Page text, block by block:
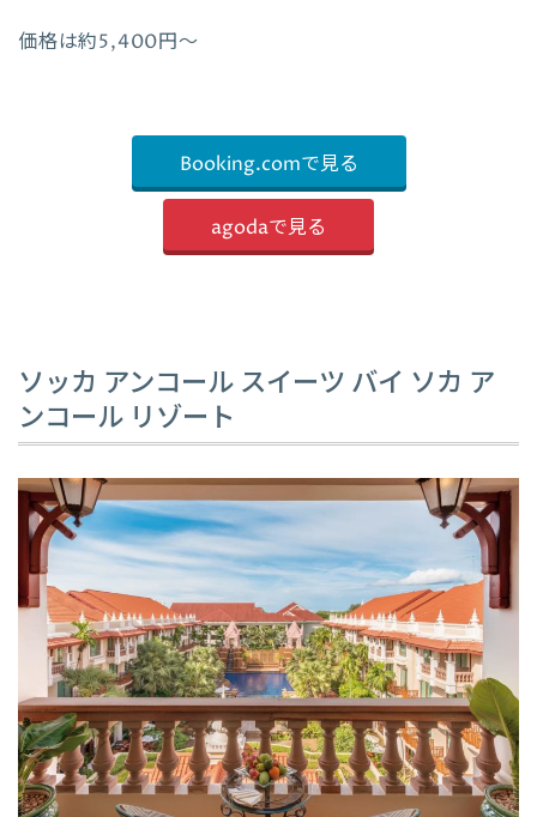
価格は約5,400円〜
Booking.comで見る
agodaで見る
ソッカ アンコール スイーツ バイ ソカ ア
ンコール リゾート